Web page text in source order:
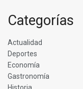
Categorías
Actualidad
Deportes
Economía
Gastronomía
Historia